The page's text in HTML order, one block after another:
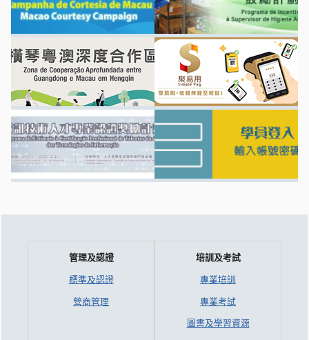
管理及認證
標準及認證
營商管理
培訓及考試
專業培訓
專業考試
圖書及學習資源